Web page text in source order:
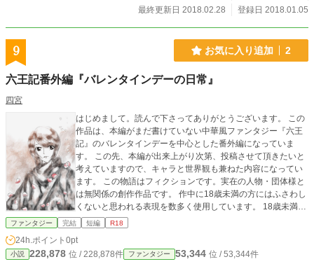
最終更新日 2018.02.28
登録日 2018.01.05
9 お気に入り追加 2
六王記番外編『バレンタインデーの日常』
四宮
はじめまして。読んで下さってありがとうございます。 この
作品は、本編がまだ書けていない中華風ファンタジー『六王
記』のバレンタインデーを中心とした番外編になっていま
す。 この先、本編が出来上がり次第、投稿させて頂きたいと
考えていますので、キャラと世界観も兼ねた内容になってい
ます。 この物語はフィクションです。実在の人物・団体様と
は無関係の創作作品です。 作中に18歳未満の方にはふさわし
くないと思われる表現を数多く使用しています。 18歳未満の
方は閲覧をご遠慮ください。 （作中に拷問を連想させるシー
ーンが 含まれていますのでR18とさせて頂きました。） 苦手
な方はごめんなさい。 大丈夫な方のみ、お願いいたします。
ファンタジー 完結 短編 R18
24h.ポイント 0pt
小説 228,878 位 / 228,878件 ファンタジー 53,344 位 / 53,344件